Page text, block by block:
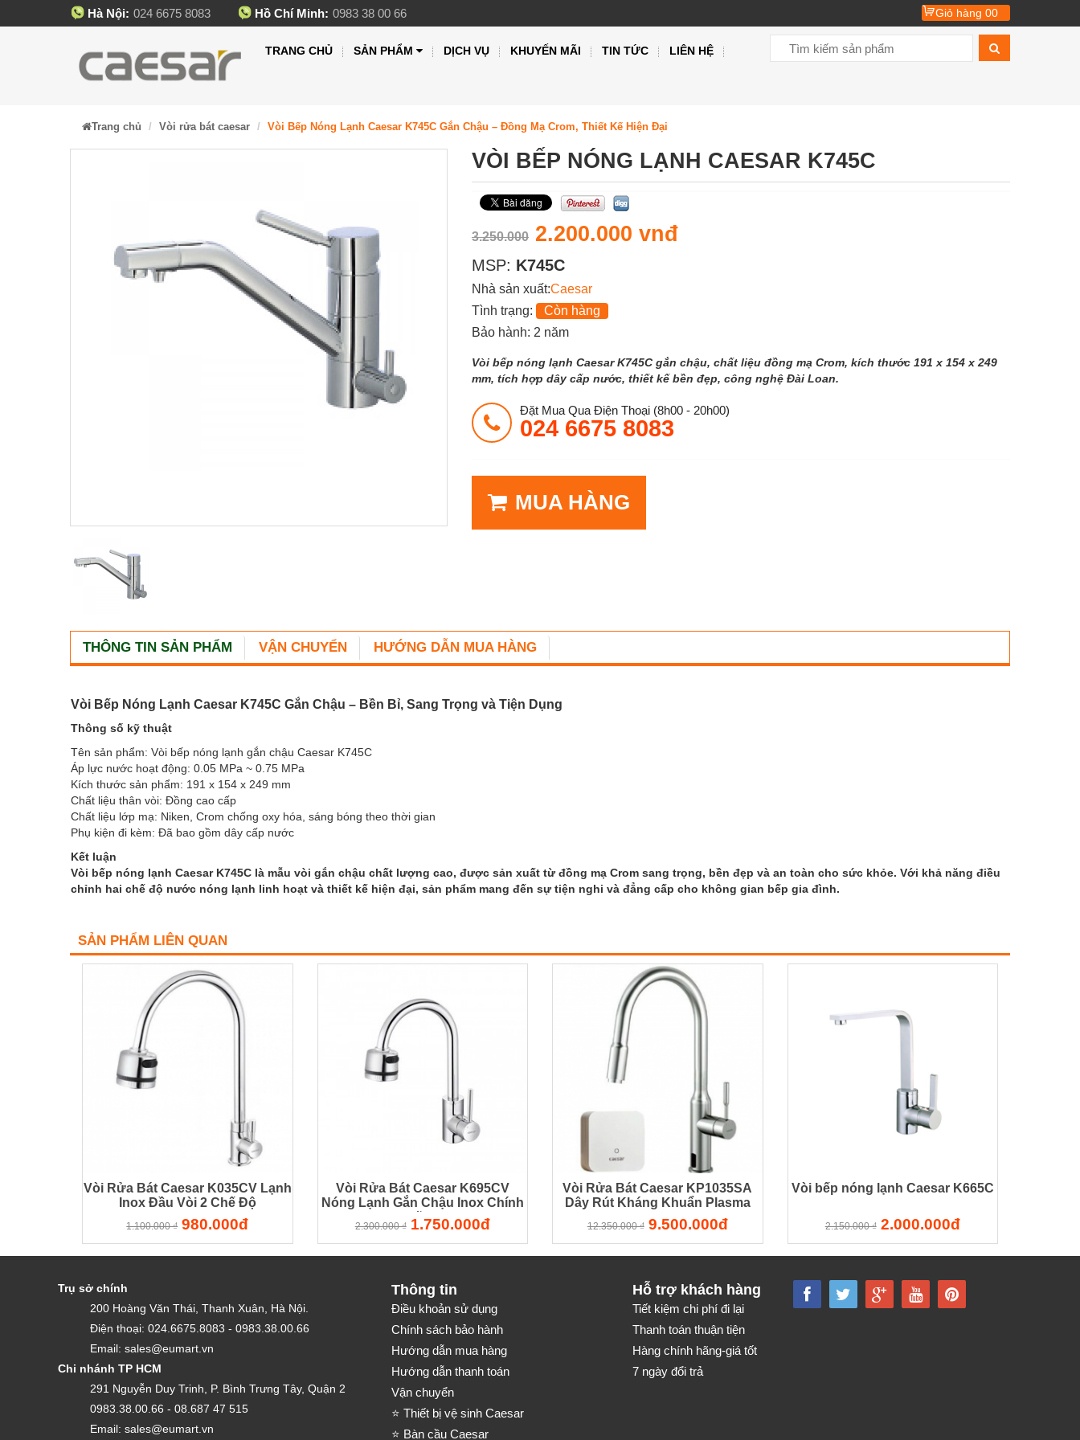
Hà Nội: 024 6675 8083 Hồ Chí Minh: 0983 38 00 66 Giỏ hàng 00
TRANG CHỦ SẢN PHẨM DỊCH VỤ KHUYẾN MÃI TIN TỨC LIÊN HỆ
Trang chủ Vòi rửa bát caesar Vòi Bếp Nóng Lạnh Caesar K745C Gắn Chậu – Đồng Mạ Crom, Thiết Kế Hiện Đại
VÒI BẾP NÓNG LẠNH CAESAR K745C
3.250.000 2.200.000 vnđ
MSP: K745C
Nhà sản xuất:Caesar
Tình trạng:
Còn hàng
Bảo hành: 2 năm
Vòi bếp nóng lạnh Caesar K745C gắn chậu, chất liệu đồng mạ Crom, kích thước 191 x 154 x 249
mm, tích hợp dây cấp nước, thiết kế bền đẹp, công nghệ Đài Loan.
Đặt Mua Qua Điện Thoại (8h00 - 20h00)
024 6675 8083
MUA HÀNG
THÔNG TIN SẢN PHẨM VẬN CHUYỂN HƯỚNG DẪN MUA HÀNG
Vòi Bếp Nóng Lạnh Caesar K745C Gắn Chậu – Bền Bỉ, Sang Trọng và Tiện Dụng
Thông số kỹ thuật
Tên sản phẩm: Vòi bếp nóng lạnh gắn chậu Caesar K745C
Áp lực nước hoạt động: 0.05 MPa ~ 0.75 MPa
Kích thước sản phẩm: 191 x 154 x 249 mm
Chất liệu thân vòi: Đồng cao cấp
Chất liệu lớp mạ: Niken, Crom chống oxy hóa, sáng bóng theo thời gian
Phụ kiện đi kèm: Đã bao gồm dây cấp nước
Kết luận
Vòi bếp nóng lạnh Caesar K745C là mẫu vòi gắn chậu chất lượng cao, được sản xuất từ đồng mạ Crom sang trọng, bền đẹp và an toàn cho sức khỏe. Với khả năng điều
chỉnh hai chế độ nước nóng lạnh linh hoạt và thiết kế hiện đại, sản phẩm mang đến sự tiện nghi và đẳng cấp cho không gian bếp gia đình.
SẢN PHẨM LIÊN QUAN
Vòi Rửa Bát Caesar K035CV Lạnh
Inox Đầu Vòi 2 Chế Độ
1.100.000 ₫ 980.000đ
Vòi Rửa Bát Caesar K695CV
Nóng Lạnh Gắn Chậu Inox Chính
Hãng
2.300.000 ₫ 1.750.000đ
Vòi Rửa Bát Caesar KP1035SA
Dây Rút Kháng Khuẩn Plasma
12.350.000 ₫ 9.500.000đ
Vòi bếp nóng lạnh Caesar K665C
2.150.000 ₫ 2.000.000đ
Trụ sở chính
200 Hoàng Văn Thái, Thanh Xuân, Hà Nội.
Điện thoại: 024.6675.8083 - 0983.38.00.66
Email: sales@eumart.vn
Chi nhánh TP HCM
291 Nguyễn Duy Trinh, P. Bình Trưng Tây, Quận 2
0983.38.00.66 - 08.687 47 515
Email: sales@eumart.vn
Thông tin
Điều khoản sử dụng
Chính sách bảo hành
Hướng dẫn mua hàng
Hướng dẫn thanh toán
Vận chuyển
⭐ Thiết bị vệ sinh Caesar
⭐ Bàn cầu Caesar
Hỗ trợ khách hàng
Tiết kiệm chi phí đi lại
Thanh toán thuận tiện
Hàng chính hãng-giá tốt
7 ngày đổi trả